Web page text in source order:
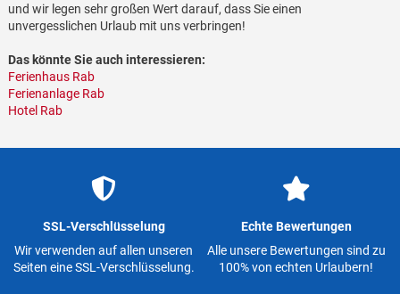
und wir legen sehr großen Wert darauf, dass Sie einen
unvergesslichen Urlaub mit uns verbringen!
Das könnte Sie auch interessieren:
Ferienhaus Rab
Ferienanlage Rab
Hotel Rab
SSL-Verschlüsselung
Wir verwenden auf allen unseren
Seiten eine SSL-Verschlüsselung.
Echte Bewertungen
Alle unsere Bewertungen sind zu
100% von echten Urlaubern!